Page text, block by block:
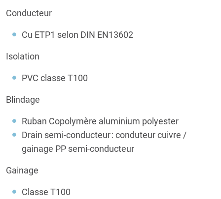
Conducteur
Cu ETP1 selon DIN EN13602
Isolation
PVC classe T100
Blindage
Ruban Copolymère aluminium polyester
Drain semi-conducteur : conduteur cuivre /
gainage PP semi-conducteur
Gainage
Classe T100